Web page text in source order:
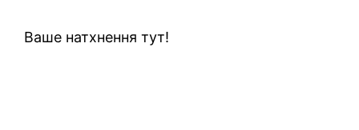
Ваше натхнення тут!